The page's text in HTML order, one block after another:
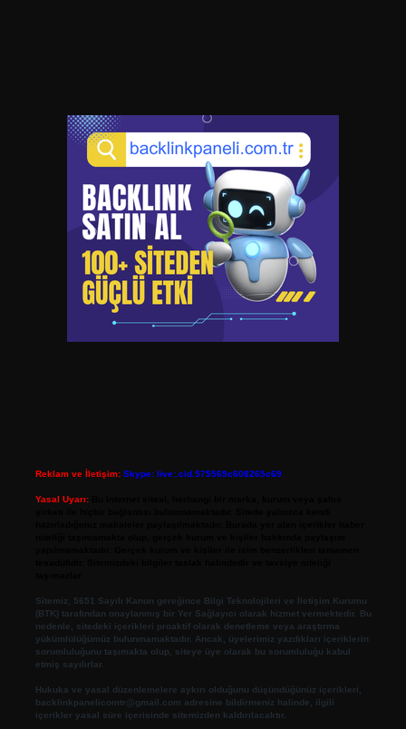
Reklam ve İletişim: Skype: live:.cid.575569c608265c69
Yasal Uyarı:
Sitemiz, 5651 Sayılı Kanun gereğince Bilgi Teknolojileri ve İletişim Kurumu
(BTK) tarafından onaylanmış bir Yer Sağlayıcı olarak hizmet vermektedir. Bu
nedenle, sitedeki içerikleri proaktif olarak denetleme veya araştırma
yükümlülüğümüz bulunmamaktadır. Ancak, üyelerimiz yazdıkları içeriklerin
sorumluluğunu taşımakta olup, siteye üye olarak bu sorumluluğu kabul
etmiş sayılırlar.
Hukuka ve yasal düzenlemelere aykırı olduğunu düşündüğünüz içerikleri,
backlinkpanelicomtr@gmail.com adresine bildirmeniz halinde, ilgili
içerikler yasal süre içerisinde sitemizden kaldırılacaktır.